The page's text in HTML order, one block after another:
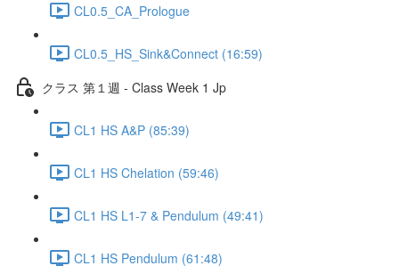
CL0.5_CA_Prologue
CL0.5_HS_Sink&Connect (16:59)
クラス 第１週 - Class Week 1 Jp
CL1 HS A&P (85:39)
CL1 HS Chelation (59:46)
CL1 HS L1-7 & Pendulum (49:41)
CL1 HS Pendulum (61:48)